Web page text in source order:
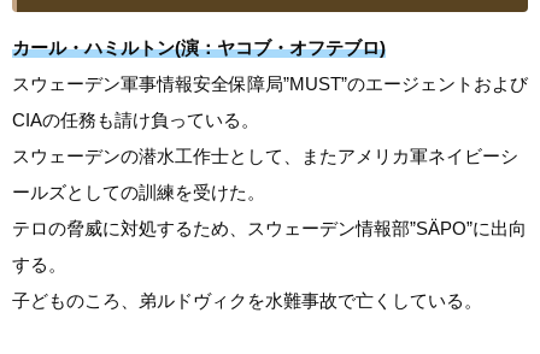
カール・ハミルトン(演：ヤコブ・オフテブロ)
スウェーデン軍事情報安全保障局”MUST”のエージェントおよび
CIAの任務も請け負っている。
スウェーデンの潜水工作士として、またアメリカ軍ネイビーシ
ールズとしての訓練を受けた。
テロの脅威に対処するため、スウェーデン情報部”SÄPO”に出向
する。
子どものころ、弟ルドヴィクを水難事故で亡くしている。